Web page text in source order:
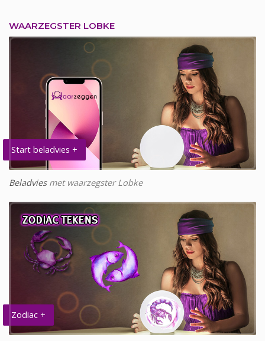
WAARZEGSTER LOBKE
Start beladvies +
Beladviesmet waarzegster Lobke
Zodiac +